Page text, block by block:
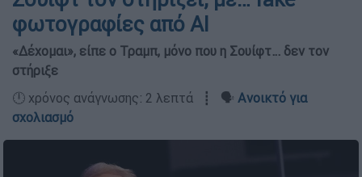
φωτογραφίες από ΑΙ
«Δέχομαι», είπε ο Τραμπ, μόνο που η Σουίφτ… δεν τον
στήριξε
🕛 χρόνος ανάγνωσης: 2 λεπτά ┋ 🗣️ Ανοικτό για
σχολιασμό